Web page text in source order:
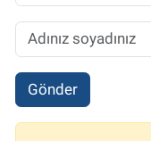
Gönder